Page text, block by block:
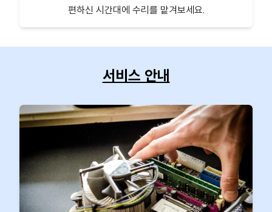
편하신 시간대에 수리를 맡겨보세요.
서비스 안내